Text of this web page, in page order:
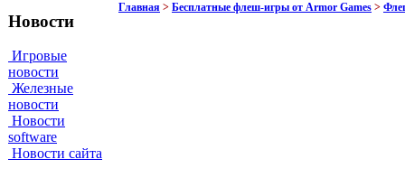
Новости
Игровые
новости
Железные
новости
Новости
software
Новости сайта
Главная > Бесплатные флеш-игры от Armor Games >